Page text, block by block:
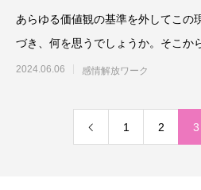
あらゆる価値観の基準を外してこの
づき、何を思うでしょうか。そこか
ていきます。今まで培って
2024.06.06 感情解放ワーク
1 2 3